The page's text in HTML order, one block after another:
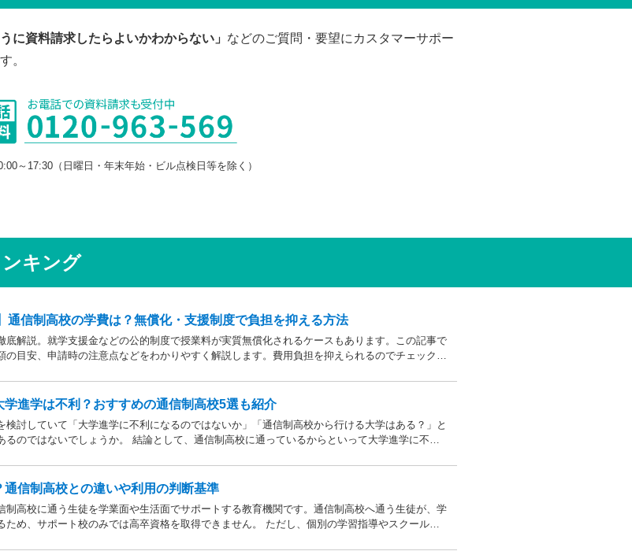
に資料請求したらよいかわからない」 などのご質問・要望にカスタマーサポー
。
～17:30（日曜日・年末年始・ビル点検日等を除く）
キング
通信制高校の学費は？無償化・支援制度で負担を抑える方法
底解説。就学支援金などの公的制度で授業料が実質無償化されるケースもあります。この記事で
の目安、申請時の注意点などをわかりやすく解説します。費用負担を抑えられるのでチェックし
学進学は不利？おすすめの通信制高校5選も紹介
検討していて「大学進学に不利になるのではないか」「通信制高校から行ける大学はある？」と
るのではないでしょうか。 結論として、通信制高校に通っているからといって大学進学に不利
学校もあります。
通信制高校との違いや利用の判断基準
制高校に通う生徒を学業面や生活面でサポートする教育機関です。通信制高校へ通う生徒が、学
ため、サポート校のみでは高卒資格を取得できません。 ただし、個別の学習指導やスクールカ